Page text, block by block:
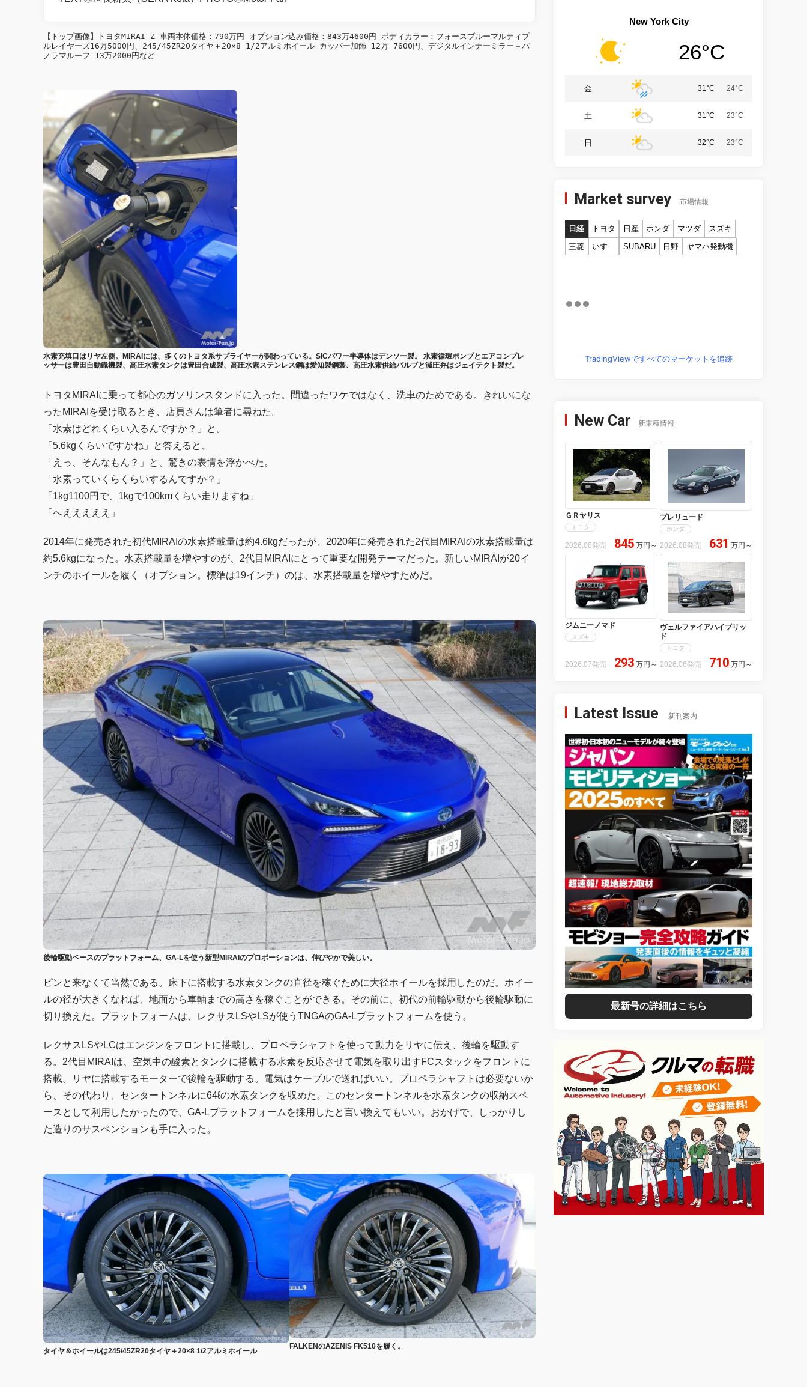
【トップ画像】トヨタMIRAI Z 車両本体価格：790万円 オプション込み価格：843万4600円 ボディカラー：フォースブルーマルティプ
ルレイヤーズ16万5000円、245/45ZR20タイヤ＋20×8 1/2アルミホイール カッパー加飾 12万 7600円、デジタルインナーミラー＋パ
ノラマルーフ 13万2000円など
水素充填口はリヤ左側。MIRAIには、多くのトヨタ系サプライヤーが関わっている。SiCパワー半導体はデンソー製。 水素循環ポンプとエアコンプレ
ッサーは豊田自動織機製、高圧水素タンクは豊田合成製、高圧水素ステンレス鋼は愛知製鋼製、高圧水素供給バルブと減圧弁はジェイテクト製だ。
トヨタMIRAIに乗って都心のガソリンスタンドに入った。間違ったワケではなく、洗車のためである。きれいにな
ったMIRAIを受け取るとき、店員さんは筆者に尋ねた。
「水素はどれくらい入るんですか？」と。
「5.6kgくらいですかね」と答えると、
「えっ、そんなもん？」と、驚きの表情を浮かべた。
「水素っていくらくらいするんですか？」
「1kg1100円で、1kgで100kmくらい走りますね」
「へえええええ」
2014年に発売された初代MIRAIの水素搭載量は約4.6kgだったが、2020年に発売された2代目MIRAIの水素搭載量は
約5.6kgになった。水素搭載量を増やすのが、2代目MIRAIにとって重要な開発テーマだった。新しいMIRAIが20イ
ンチのホイールを履く（オプション。標準は19インチ）のは、水素搭載量を増やすためだ。
後輪駆動ベースのプラットフォーム、GA-Lを使う新型MIRAIのプロポーションは、伸びやかで美しい。
ピンと来なくて当然である。床下に搭載する水素タンクの直径を稼ぐために大径ホイールを採用したのだ。ホイー
ルの径が大きくなれば、地面から車軸までの高さを稼ぐことができる。その前に、初代の前輪駆動から後輪駆動に
切り換えた。プラットフォームは、レクサスLSやLSが使うTNGAのGA-Lプラットフォームを使う。
レクサスLSやLCはエンジンをフロントに搭載し、プロペラシャフトを使って動力をリヤに伝え、後輪を駆動す
る。2代目MIRAIは、空気中の酸素とタンクに搭載する水素を反応させて電気を取り出すFCスタックをフロントに
搭載。リヤに搭載するモーターで後輪を駆動する。電気はケーブルで送ればいい。プロペラシャフトは必要ないか
ら、その代わり、センタートンネルに64ℓの水素タンクを収めた。このセンタートンネルを水素タンクの収納スペ
ースとして利用したかったので、GA-Lプラットフォームを採用したと言い換えてもいい。おかげで、しっかりし
た造りのサスペンションも手に入った。
タイヤ＆ホイールは245/45ZR20タイヤ＋20×8 1/2アルミホイール
FALKENのAZENIS FK510を履く。
New York City
26°C
金 31°C 24°C
土 31°C 23°C
日 32°C 23°C
Market survey 市場情報
日経 トヨタ 日産 ホンダ マツダ
スズキ
三菱
いすゞ SUBARU 日野 ヤマハ発動機
TradingViewですべてのマーケットを追跡
New Car 新車種情報
ＧＲヤリス
トヨタ
2026.08発売 845 万円 ～
プレリュード
ホンダ
2026.08発売 631 万円 ～
ジムニーノマド
スズキ
2026.07発売 293 万円 ～
ヴェルファイアハイブリッ
ド
トヨタ
2026.06発売 710 万円 ～
Latest Issue 新刊案内
最新号の詳細はこちら